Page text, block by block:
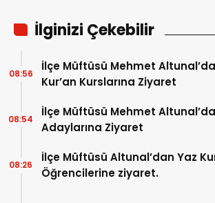
İlginizi Çekebilir
İlçe Müftüsü Mehmet
Kur’an Kurslarına Ziyaret
08:56
İlçe Müftüsü Mehmet
Adaylarına Ziyaret
08:54
İlçe Müftüsü Altunal’dan Yaz
Öğrencilerine ziyaret.
08:26